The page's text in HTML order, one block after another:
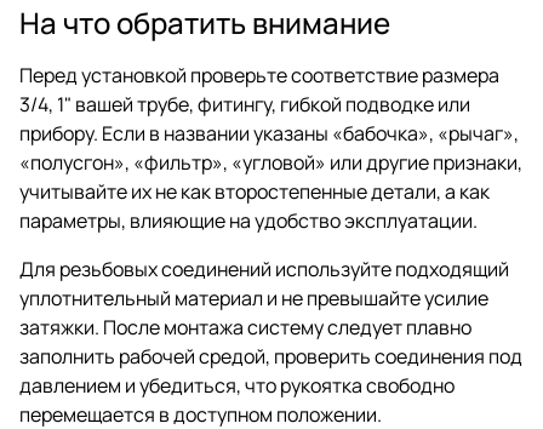
На что обратить внимание
Перед установкой проверьте соответствие размера
3/4, 1" вашей трубе, фитингу, гибкой подводке или
прибору. Если в названии указаны «бабочка», «рычаг»,
«полусгон», «фильтр», «угловой» или другие признаки,
учитывайте их не как второстепенные детали, а как
параметры, влияющие на удобство эксплуатации.
Для резьбовых соединений используйте подходящий
уплотнительный материал и не превышайте усилие
затяжки. После монтажа систему следует плавно
заполнить рабочей средой, проверить соединения под
давлением и убедиться, что рукоятка свободно
перемещается в доступном положении.